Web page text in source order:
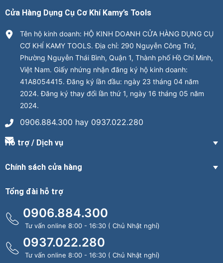
Cửa Hàng Dụng Cụ Cơ Khí Kamy’s Tools
Tên hộ kinh doanh: HỘ KINH DOANH CỬA HÀNG DỤNG CỤ
CƠ KHÍ KAMY TOOLS. Địa chỉ: 290 Nguyễn Công Trứ,
Phường Nguyễn Thái Bình, Quận 1, Thành phố Hồ Chí Minh,
Việt Nam. Giấy nhứng nhận đăng ký hộ kinh doanh:
41A8054415. Đăng ký lần đầu: ngày 23 tháng 04 năm
2024. Đăng ký thay đổi lần thứ 1, ngày 16 tháng 05 năm
2024.
0906.884.300 hay 0937.022.280
Hỗ trợ / Dịch vụ
Chính sách cửa hàng
Tổng đài hỗ trợ
0906.884.300
Tư vấn online 8:00 - 16:30 ( Chủ Nhật nghỉ)
0937.022.280
Tư vấn online 8:00 - 16:30 ( Chủ Nhật nghỉ)